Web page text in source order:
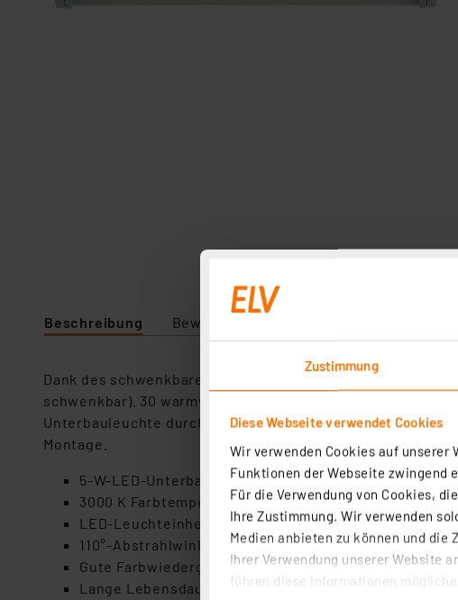
Zustimmung
Diese Webseite verwendet Cookies
Wir verwenden Cookies auf unserer
Funktionen der Webseite zwingend
Für die Verwendung von Cookies,
Ihre Zustimmung. Wir verwenden
Medien anbieten zu können und die
Ihrer Verwendung unserer Website
führen diese Informationen
Beschreibung Bewertung
Dank des schwenkbaren LED-Einsatzes kann die LED-
schwenkbar). 30 warmweiße SMD-LEDs sorgen für einen
Unterbauleuchte durch das hochwertige Gehäuse aus
Montage.
5-W-LED-Unterbauleuchte mit 30 SMD-LEDs, 370 lm,
3000 K Farbtemperatur, warmweiß
LED-Leuchteinheit zwischen 35° und 120° schwenkbar
110°-Abstrahlwinkel
Gute Farbwiedergabe mit 80 Ra
Lange Lebensdauer, bis zu 25.000 h